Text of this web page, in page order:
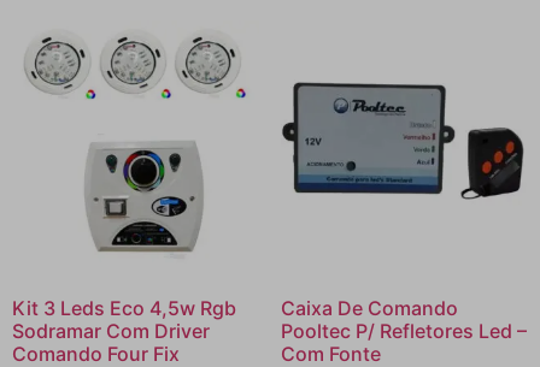
Kit 3 Leds Eco 4,5w Rgb
Sodramar Com Driver
Comando Four Fix
Caixa De Comando
Pooltec P/ Refletores Led –
Com Fonte